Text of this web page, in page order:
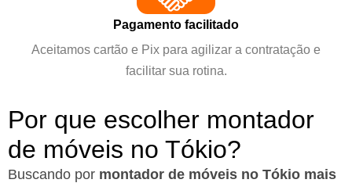
Pagamento facilitado
Aceitamos cartão e Pix para agilizar a contratação e
facilitar sua rotina.
Por que escolher montador
de móveis no Tókio?
Buscando por montador de móveis no Tókio mais